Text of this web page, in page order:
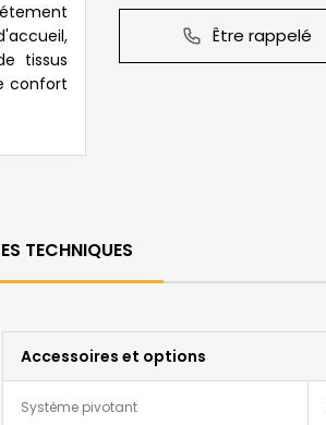
tissus
confort
Être rappelé
TECHNIQUES
Accessoires et options
Système pivotant